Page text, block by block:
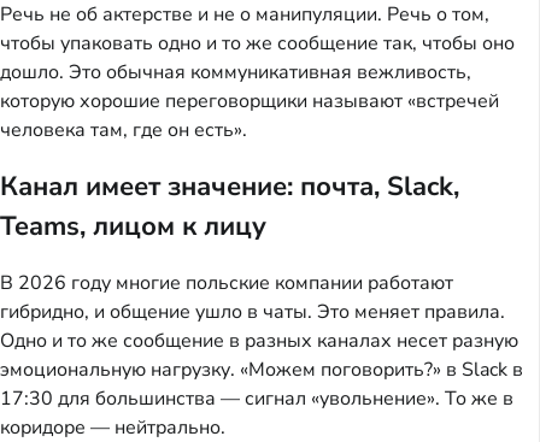
Речь не об актерстве и не о манипуляции. Речь о том,
чтобы упаковать одно и то же сообщение так, чтобы оно
дошло. Это обычная коммуникативная вежливость,
которую хорошие переговорщики называют «встречей
человека там, где он есть».
Канал имеет значение: почта, Slack,
Teams, лицом к лицу
В 2026 году многие польские компании работают
гибридно, и общение ушло в чаты. Это меняет правила.
Одно и то же сообщение в разных каналах несет разную
эмоциональную нагрузку. «Можем поговорить?» в Slack в
17:30 для большинства — сигнал «увольнение». То же в
коридоре — нейтрально.